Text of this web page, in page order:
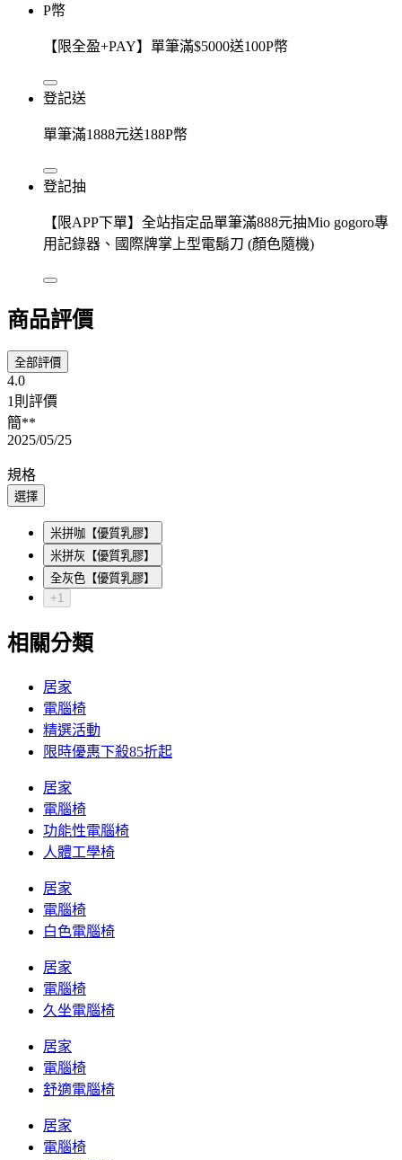
P幣
【限全盈+PAY】單筆滿$5000送100P幣
登記送
單筆滿1888元送188P幣
登記抽
【限APP下單】全站指定品單筆滿888元抽Mio gogoro專
用記錄器、國際牌掌上型電鬍刀 (顏色隨機)
商品評價
全部評價
4.0
1則評價
簡**
2025/05/25
規格
選擇
米拼咖【優質乳膠】
米拼灰【優質乳膠】
全灰色【優質乳膠】
+1
相關分類
居家
電腦椅
精選活動
限時優惠下殺85折起
居家
電腦椅
功能性電腦椅
人體工學椅
居家
電腦椅
白色電腦椅
居家
電腦椅
久坐電腦椅
居家
電腦椅
舒適電腦椅
居家
電腦椅